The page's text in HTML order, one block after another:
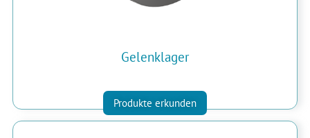
Gelenklager
Produkte erkunden